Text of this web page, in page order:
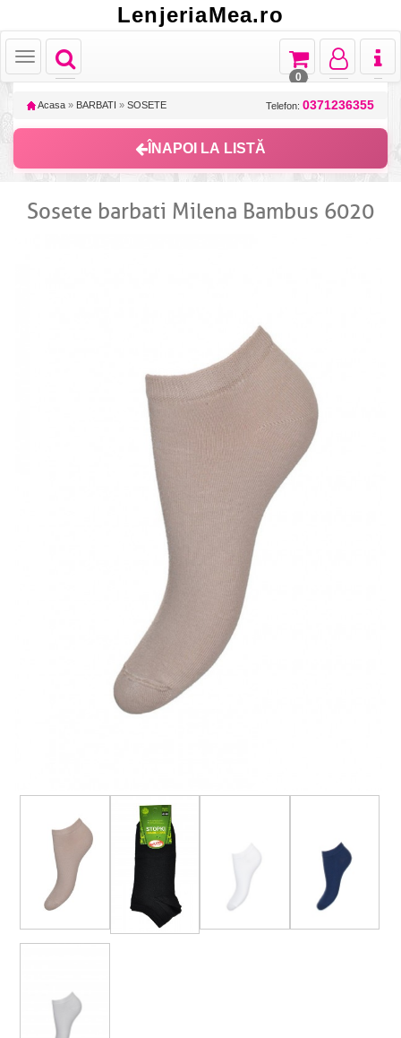
LenjeriaMea.ro
Toggle
navigation
Toggle
Toggle
navigation
Toggle
navigation
Toggle
navigation
0
Acasa » BARBATI » SOSETE Telefon: 0371236355
ÎNAPOI LA LISTĂ
Sosete barbati Milena Bambus 6020